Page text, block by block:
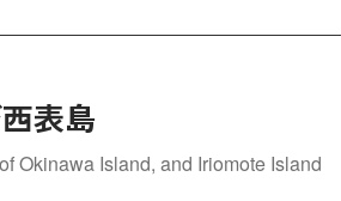
範囲に存在し、希少な岩石や鉱物が豊
富で、16世紀以来、世界中の多くの博
物学者や科学者により、蒸発岩カルス
表島
Okinawa Island, and Iriomote Island